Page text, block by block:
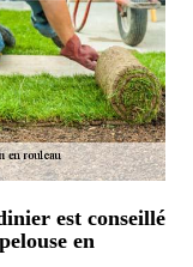
est conseillé
en